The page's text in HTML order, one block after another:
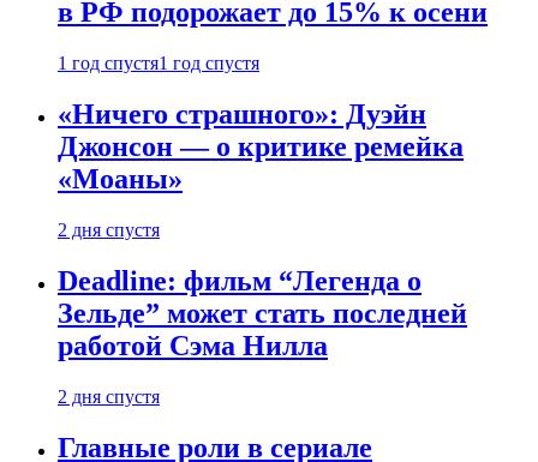
в РФ подорожает до 15% к осени
1 год спустя1 год спустя
«Ничего страшного»: Дуэйн
Джонсон — о критике ремейка
«Моаны»
2 дня спустя
Deadline: фильм “Легенда о
Зельде” может стать последней
работой Сэма Нилла
2 дня спустя
Главные роли в сериале